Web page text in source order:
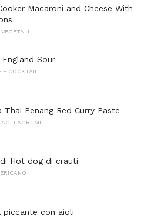
Macaroni and Cheese With
Sour
E COCKTAIL
Thai Penang Red Curry Paste
AGLI AGRUMI
Hot dog di crauti
piccante con aioli